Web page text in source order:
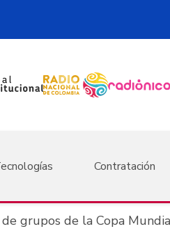
Contratación
grupos de la Copa